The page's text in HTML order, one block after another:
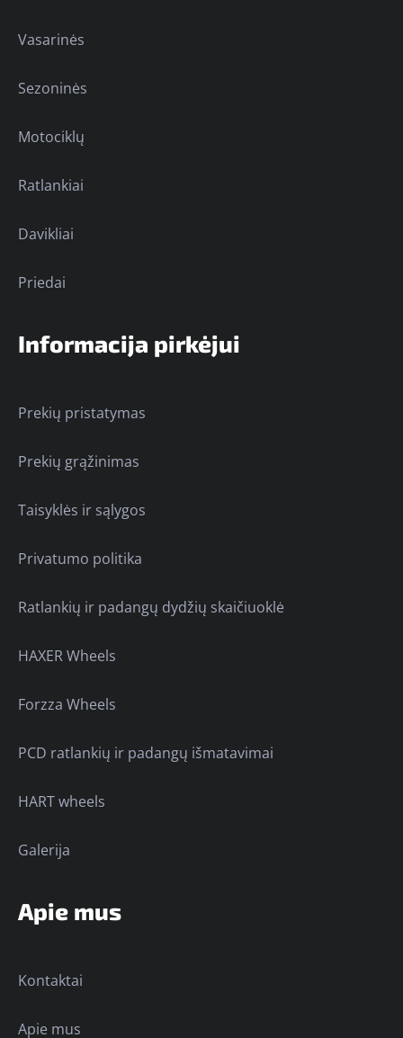
Vasarinės
Sezoninės
Motociklų
Ratlankiai
Davikliai
Priedai
Informacija pirkėjui
Prekių pristatymas
Prekių grąžinimas
Taisyklės ir sąlygos
Privatumo politika
Ratlankių ir padangų dydžių skaičiuoklė
HAXER Wheels
Forzza Wheels
PCD ratlankių ir padangų išmatavimai
HART wheels
Galerija
Apie mus
Kontaktai
Apie mus